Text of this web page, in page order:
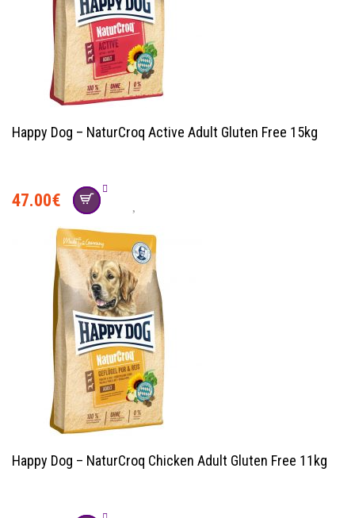
Happy Dog – NaturCroq Active Adult Gluten Free 15kg
47.00€
Happy Dog – NaturCroq Chicken Adult Gluten Free 11kg